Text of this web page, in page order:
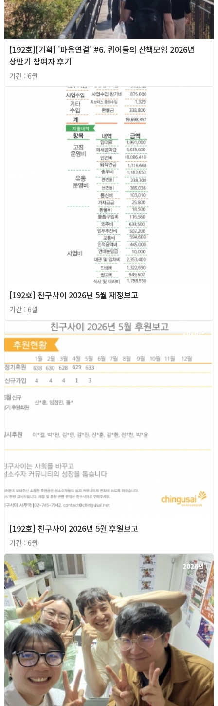
[192호][기획] '마음연결' #6. 퀴어들의 산책모임 2026년
상반기 참여자 후기
기간 : 6월
[192호] 친구사이 2026년 5월 재정보고
기간 : 6월
2026년
[192호] 친구사이 2026년 5월 후원보고
기간 : 6월
2026년